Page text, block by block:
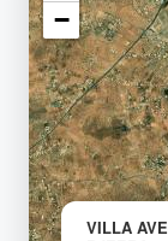
VILLA
−